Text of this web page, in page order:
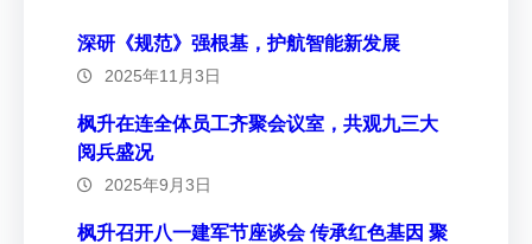
深研《规范》强根基，护航智能新发展
2025年11月3日
枫升在连全体员工齐聚会议室，共观九三大
阅兵盛况
2025年9月3日
枫升召开八一建军节座谈会 传承红色基因 聚